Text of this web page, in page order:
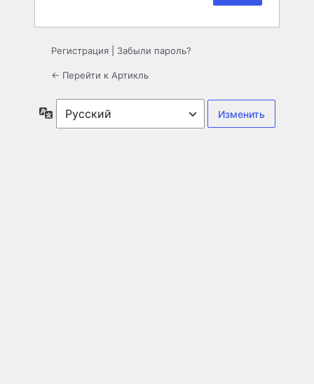
Регистрация Забыли пароль?
← Перейти к Артикль
Язык